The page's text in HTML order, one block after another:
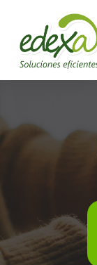
content